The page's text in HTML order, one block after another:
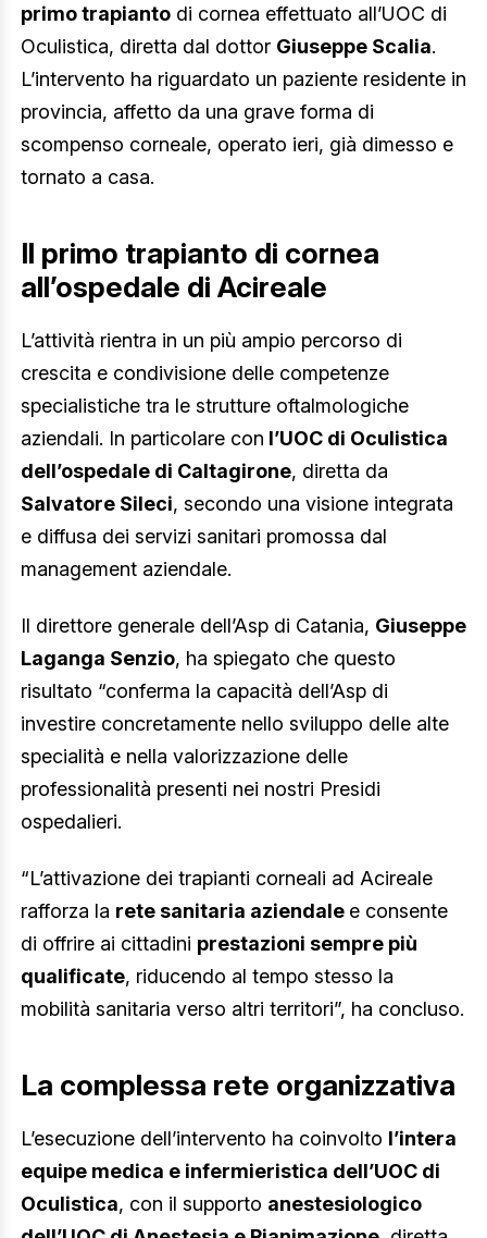
primo trapianto di cornea effettuato all’UOC di
Oculistica, diretta dal dottor Giuseppe Scalia.
L’intervento ha riguardato un paziente residente in
provincia, affetto da una grave forma di
scompenso corneale, operato ieri, già dimesso e
tornato a casa.
Il primo trapianto di cornea
all’ospedale di Acireale
L’attività rientra in un più ampio percorso di
crescita e condivisione delle competenze
specialistiche tra le strutture oftalmologiche
aziendali. In particolare con l’UOC di Oculistica
dell’ospedale di Caltagirone, diretta da
Salvatore Sileci, secondo una visione integrata
e diffusa dei servizi sanitari promossa dal
management aziendale.
Il direttore generale dell’Asp di Catania, Giuseppe
Laganga Senzio, ha spiegato che questo
risultato “conferma la capacità dell’Asp di
investire concretamente nello sviluppo delle alte
specialità e nella valorizzazione delle
professionalità presenti nei nostri Presidi
ospedalieri.
“L’attivazione dei trapianti corneali ad Acireale
rafforza la rete sanitaria aziendale e consente
di offrire ai cittadini prestazioni sempre più
qualificate, riducendo al tempo stesso la
mobilità sanitaria verso altri territori”, ha concluso.
La complessa rete organizzativa
L’esecuzione dell’intervento ha coinvolto l’intera
equipe medica e infermieristica dell’UOC di
Oculistica, con il supporto anestesiologico